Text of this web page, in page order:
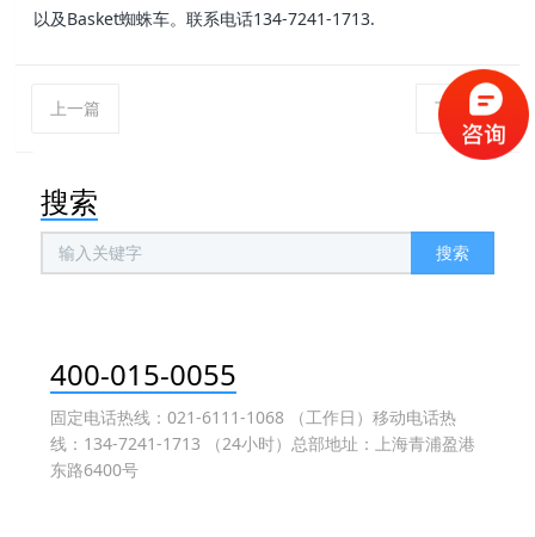
以及Basket蜘蛛车。联系电话134-7241-1713.
上一篇 下一篇
搜索
搜索
400-015-0055
固定电话热线：021-6111-1068 （工作日）移动电话热
线：134-7241-1713 （24小时）总部地址：上海青浦盈港
东路6400号